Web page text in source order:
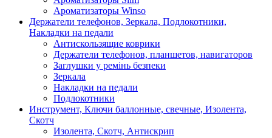
Ароматизаторы Winso
Держатели телефонов, Зеркала, Подлокотники,
Накладки на педали
Антискользящие коврики
Держатели телефонов, планшетов, навигаторов
Заглушки у ремінь безпеки
Зеркала
Накладки на педали
Подлокотники
Инструмент, Ключи баллонные, свечные, Изолента,
Скотч
Изолента, Скотч, Антискрип